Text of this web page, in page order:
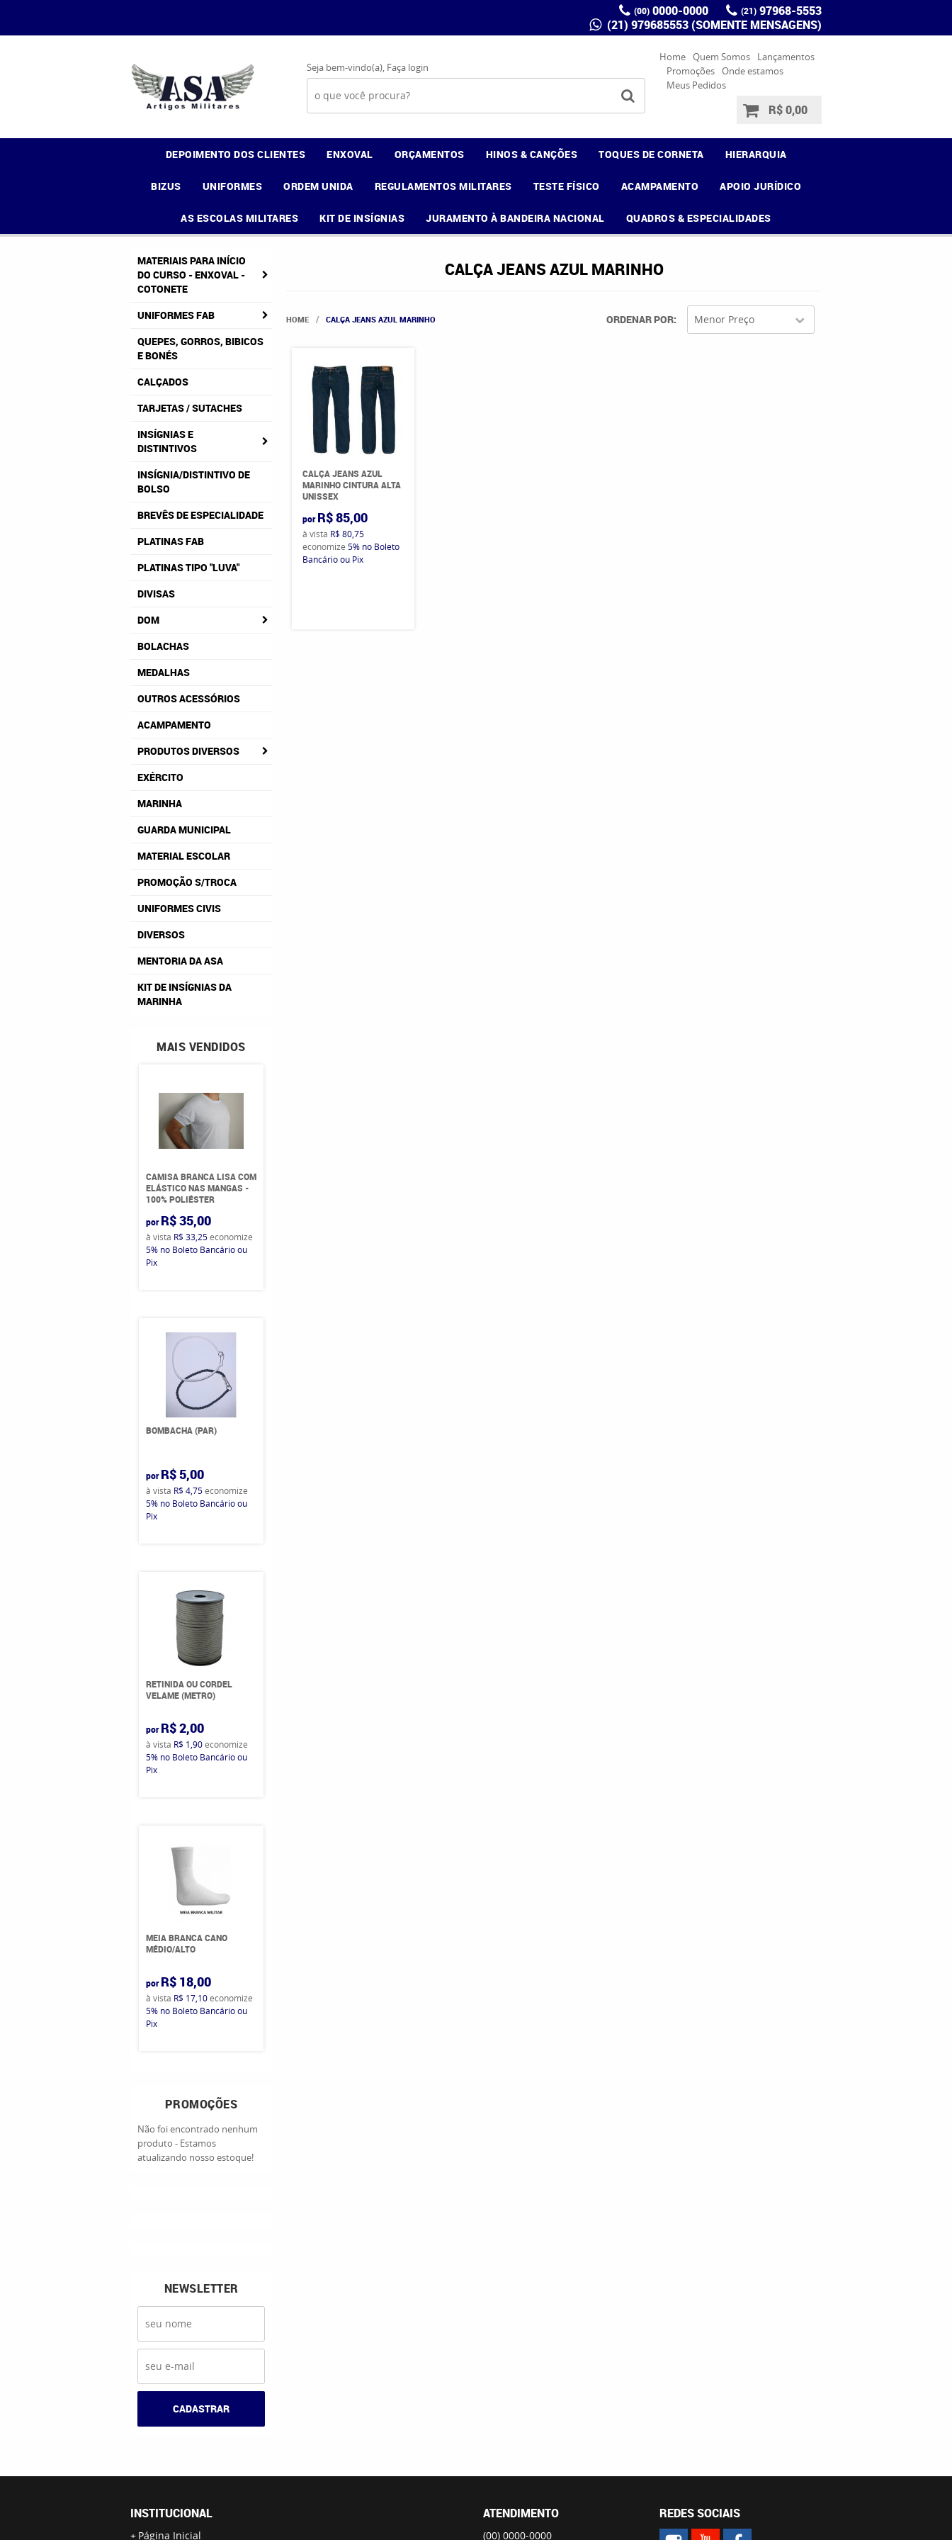
(00) 0000-0000 (21) 97968-5553
(21) 979685553 (SOMENTE MENSAGENS)
Seja bem-vindo(a), Faça login
Home Quem Somos
Lançamentos
Promoções Onde estamos
Meus Pedidos
R$ 0,00
DEPOIMENTO DOS CLIENTES ENXOVAL ORÇAMENTOS HINOS & CANÇÕES TOQUES DE CORNETA HIERARQUIA
BIZUS UNIFORMES ORDEM UNIDA REGULAMENTOS MILITARES TESTE FÍSICO ACAMPAMENTO APOIO JURÍDICO
AS ESCOLAS MILITARES KIT DE INSÍGNIAS JURAMENTO À BANDEIRA NACIONAL QUADROS & ESPECIALIDADES
MATERIAIS PARA INÍCIO
DO CURSO - ENXOVAL -
COTONETE
UNIFORMES FAB
QUEPES, GORROS, BIBICOS
E BONÉS
CALÇADOS
TARJETAS / SUTACHES
INSÍGNIAS E
DISTINTIVOS
INSÍGNIA/DISTINTIVO DE
BOLSO
BREVÊS DE ESPECIALIDADE
PLATINAS FAB
PLATINAS TIPO "LUVA"
DIVISAS
DOM
BOLACHAS
MEDALHAS
OUTROS ACESSÓRIOS
ACAMPAMENTO
PRODUTOS DIVERSOS
EXÉRCITO
MARINHA
GUARDA MUNICIPAL
MATERIAL ESCOLAR
PROMOÇÃO S/TROCA
UNIFORMES CIVIS
DIVERSOS
MENTORIA DA ASA
KIT DE INSÍGNIAS DA
MARINHA
MAIS VENDIDOS
CAMISA BRANCA LISA COM
ELÁSTICO NAS MANGAS -
100% POLIÉSTER
por R$ 35,00
à vista R$ 33,25economize
5% no Boleto Bancário ou
Pix
BOMBACHA (PAR)
por R$ 5,00
à vista R$ 4,75economize
5% no Boleto Bancário ou
Pix
RETINIDA OU CORDEL
VELAME (METRO)
por R$ 2,00
à vista R$ 1,90economize
5% no Boleto Bancário ou
Pix
MEIA BRANCA CANO
MÉDIO/ALTO
por R$ 18,00
à vista R$ 17,10economize
5% no Boleto Bancário ou
Pix
PROMOÇÕES
Não foi encontrado nenhum
produto - Estamos
atualizando nosso estoque!
NEWSLETTER
CADASTRAR
CALÇA JEANS AZUL MARINHO
HOME CALÇA JEANS AZUL MARINHO ORDENAR POR Menor Preço
CALÇA JEANS AZUL
MARINHO CINTURA ALTA
UNISSEX
por R$ 85,00
à vista R$ 80,75
economize 5% no Boleto
Bancário ou Pix
INSTITUCIONAL
Página Inicial
ATENDIMENTO
(00) 0000-0000
REDES SOCIAIS